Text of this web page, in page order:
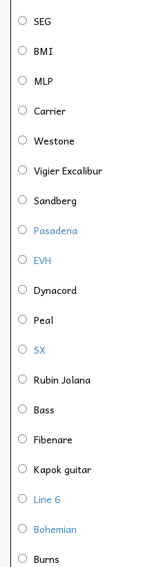
SEG
BMI
MLP
Carrier
Westone
Vigier Excalibur
Sandberg
Pasadena
EVH
Dynacord
Peal
SX
Rubin Jolana
Bass
Fibenare
Kapok guitar
Line 6
Bohemian
Burns